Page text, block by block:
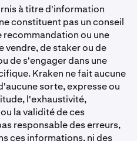
actifs sont encouragés à
avant la date de
solde restant sera
en fonction des conditions
ces actifs ont des marchés
les prix de
inférieurs aux
et, dans certains cas,
minimes ou nuls en
insuffisante au moment
à titre d'information
constituent pas un conseil
recommandation ou une
vendre, de staker ou de
de s'engager dans une
Kraken ne fait aucune
sorte, expresse ou
l'exhaustivité,
la validité de ces
responsable des erreurs,
ces informations, ni des